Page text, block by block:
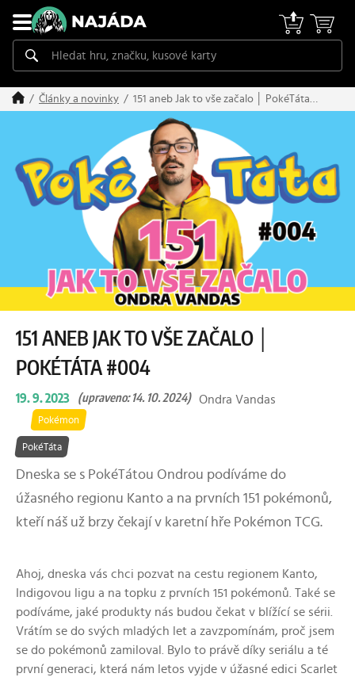
Články a novinky
151 aneb Jak to vše začalo │ PokéTáta
151 ANEB JAK TO VŠE ZAČALO │
POKÉTÁTA #004
19. 9. 2023 (upraveno: 14. 10. 2024) Ondra Vandas
Pokémon
PokéTáta
Dneska se s PokéTátou Ondrou podíváme do
úžasného regionu Kanto a na prvních 151 pokémonů,
kteří náš už brzy čekají v karetní hře Pokémon TCG.
Ahoj, dneska vás chci pozvat na cestu regionem Kanto,
Indigovou ligu a na topku z prvních 151 pokémonů. Také se
podíváme, jaké produkty nás budou čekat v blížící se sérii.
Vrátím se do svých mladých let a zavzpomínám, proč jsem
se do pokémonů zamiloval. Bylo to právě díky seriálu a té
první generaci, která nám letos vyjde v úžasné edici Scarlet